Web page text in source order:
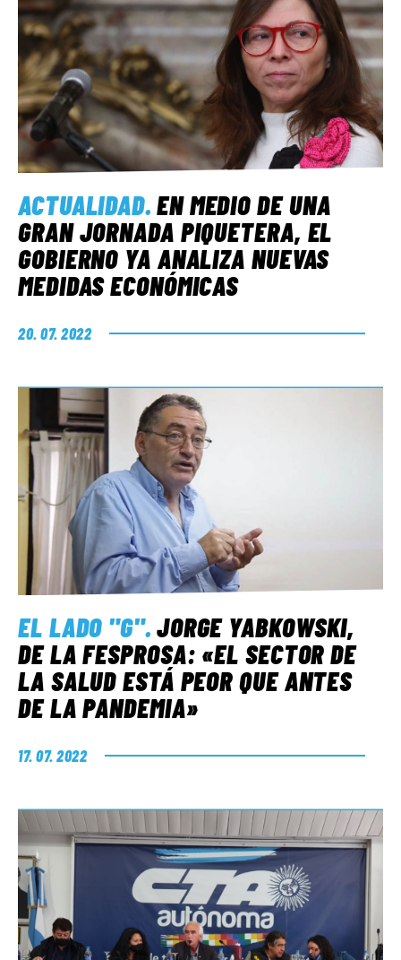
ACTUALIDAD.EN MEDIO DE UNA
GRAN JORNADA PIQUETERA, EL
GOBIERNO YA ANALIZA NUEVAS
MEDIDAS ECONÓMICAS
20. 07. 2022
EL LADO "G".JORGE YABKOWSKI,
DE LA FESPROSA: «EL SECTOR DE
LA SALUD ESTÁ PEOR QUE ANTES
DE LA PANDEMIA»
17. 07. 2022